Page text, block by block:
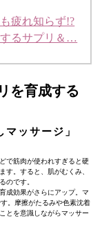
疲れ知らず!?
るサプリ＆…
を育成する
ッサージ」
で筋肉が使われすぎると硬
す。すると、肌がむくみ、
のです。
成効果がさらにアップ。マ
。摩擦がたるみや色素沈着
とを意識しながらマッサー